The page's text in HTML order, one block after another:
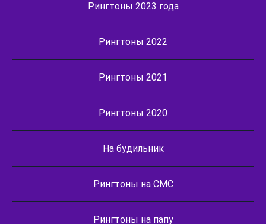
Рингтоны 2023 года
Рингтоны 2022
Рингтоны 2021
Рингтоны 2020
На будильник
Рингтоны на СМС
Рингтоны на папу